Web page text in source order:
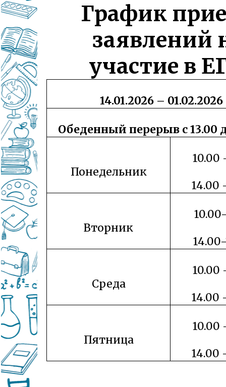
График
заявлений
участие в
14.01.2026 – 01.02.2026
Обеденный перерыв с 13.00
Понедельник
10.00
14.00
Вторник
Среда
10.00
14.00
Пятница
10.00
14.00